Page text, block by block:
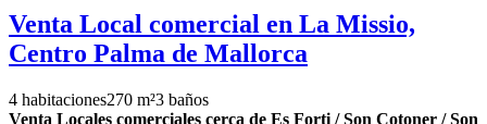
Venta Local comercial en La Missio,
Centro Palma de Mallorca
4 habitaciones270 m²3 baños
Venta Locales comerciales cerca de Es Forti / Son Cotoner / Son